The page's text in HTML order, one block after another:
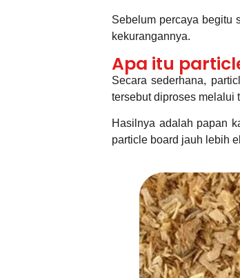
Sebelum percaya begitu
kekurangannya.
Apa itu
Secara sederhana,
tersebut diproses melalui
Hasilnya adalah papan
particle board jauh lebih